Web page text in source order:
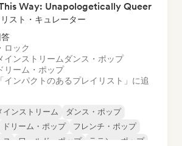
Way: Unapologetically Queer
スト・キュレーター
ロック
インストリーム ダンス・ポップ
リーム・ポップ
インパクトのあるプレイリスト」に追
インストリーム
ダンス・ポップ
ドリーム・ポップ
フレンチ・ポップ
ス
ワールド・ポップ ラテン・ポップ